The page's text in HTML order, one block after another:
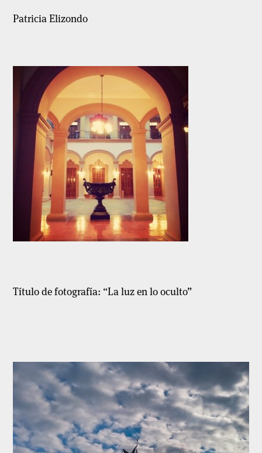
Patricia Elizondo
Título de fotografía: “La luz en lo oculto”